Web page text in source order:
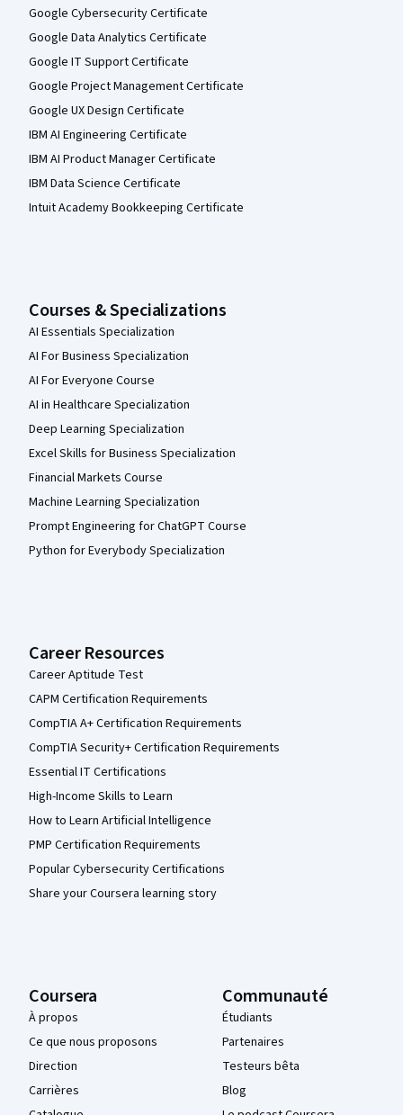
Google Cybersecurity Certificate
Google Data Analytics Certificate
Google IT Support Certificate
Google Project Management Certificate
Google UX Design Certificate
IBM AI Engineering Certificate
IBM AI Product Manager Certificate
IBM Data Science Certificate
Intuit Academy Bookkeeping Certificate
Courses & Specializations
AI Essentials Specialization
AI For Business Specialization
AI For Everyone Course
AI in Healthcare Specialization
Deep Learning Specialization
Excel Skills for Business Specialization
Financial Markets Course
Machine Learning Specialization
Prompt Engineering for ChatGPT Course
Python for Everybody Specialization
Career Resources
Career Aptitude Test
CAPM Certification Requirements
CompTIA A+ Certification Requirements
CompTIA Security+ Certification Requirements
Essential IT Certifications
High-Income Skills to Learn
How to Learn Artificial Intelligence
PMP Certification Requirements
Popular Cybersecurity Certifications
Share your Coursera learning story
Coursera
À propos
Ce que nous proposons
Direction
Carrières
Communauté
Étudiants
Partenaires
Testeurs bêta
Blog